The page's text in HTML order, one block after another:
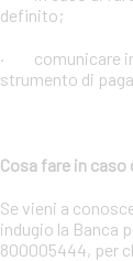
definito;
· comunicare
strumento di
Cosa fare in
Se vieni a
indugio la Banca
800005444, per